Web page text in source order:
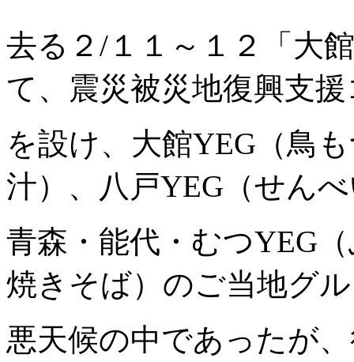
去る２/１１～１２「大
て、震災被災地復興支
を設け、大館YEG（鳥
汁）、八戸YEG（せん
青森・能代・むつYEG
焼きそば）のご当地グ
悪天候の中であったが